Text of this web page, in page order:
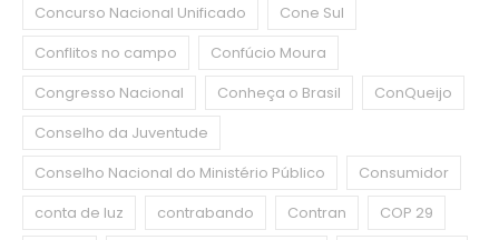
Concurso Nacional Unificado
Cone Sul
Conflitos no campo
Confúcio Moura
Congresso Nacional
Conheça o Brasil
ConQueijo
Conselho da Juventude
Conselho Nacional do Ministério Público
Consumidor
conta de luz
contrabando Contran
COP 29